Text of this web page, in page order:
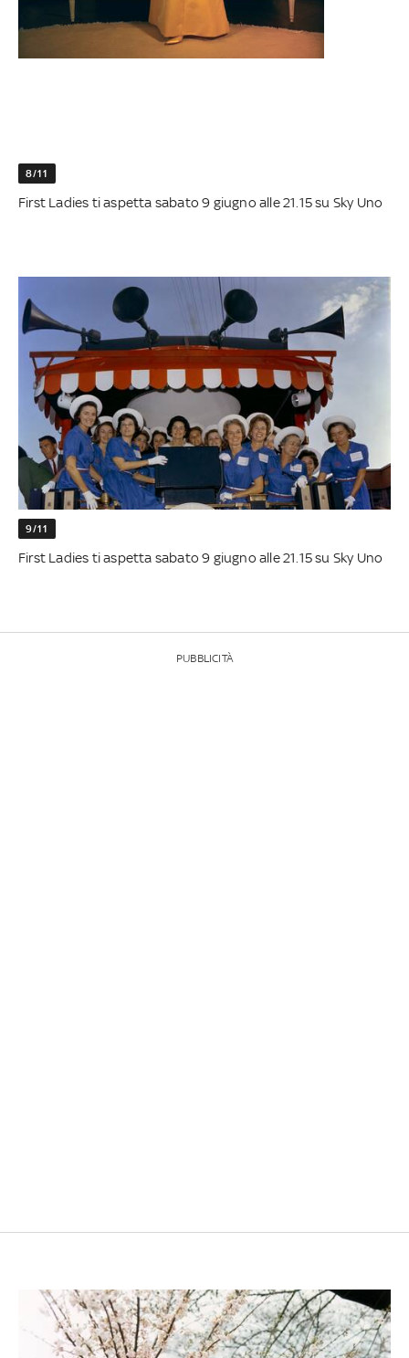
8/11
First Ladies ti aspetta sabato 9 giugno alle 21.15 su Sky Uno
9/11
First Ladies ti aspetta sabato 9 giugno alle 21.15 su Sky Uno
PUBBLICITÀ